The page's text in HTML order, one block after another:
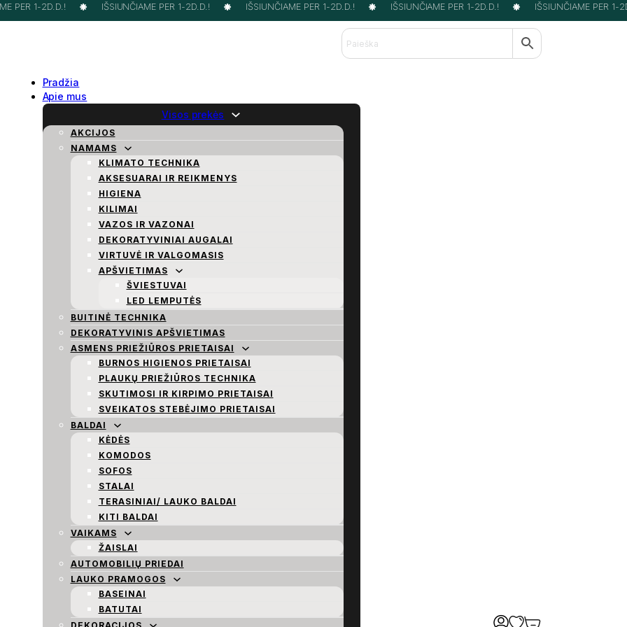
PER 1-2D.D.! IŠSIUNČIAME PER 1-2D.D.! IŠSIUNČIAME PER 1-2D.D.! IŠSIUNČIAME PER 1-2D.D.! IŠSIUNČIAME PER 1-
Pradžia
Apie mus
Visos prekės
AKCIJOS
NAMAMS
KLIMATO TECHNIKA
AKSESUARAI IR REIKMENYS
HIGIENA
KILIMAI
VAZOS IR VAZONAI
DEKORATYVINIAI AUGALAI
VIRTUVĖ IR VALGOMASIS
APŠVIETIMAS
ŠVIESTUVAI
LED LEMPUTĖS
BUITINĖ TECHNIKA
DEKORATYVINIS APŠVIETIMAS
ASMENS PRIEŽIŪROS PRIETAISAI
BURNOS HIGIENOS PRIETAISAI
PLAUKŲ PRIEŽIŪROS TECHNIKA
SKUTIMOSI IR KIRPIMO PRIETAISAI
SVEIKATOS STEBĖJIMO PRIETAISAI
BALDAI
KĖDĖS
KOMODOS
SOFOS
STALAI
TERASINIAI/ LAUKO BALDAI
KITI BALDAI
VAIKAMS
ŽAISLAI
AUTOMOBILIŲ PRIEDAI
LAUKO PRAMOGOS
BASEINAI
BATUTAI